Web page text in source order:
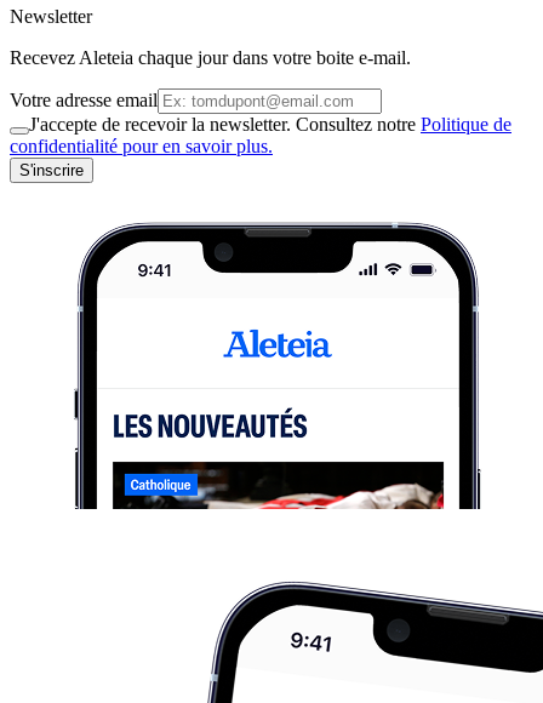
Newsletter
Recevez Aleteia chaque jour dans votre boite e-mail.
Votre adresse email
J'accepte de recevoir la newsletter. Consultez notre Politique de
confidentialité pour en savoir plus.
S'inscrire